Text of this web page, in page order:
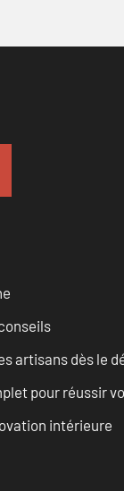
artisans dès le
pour réussir
intérieure